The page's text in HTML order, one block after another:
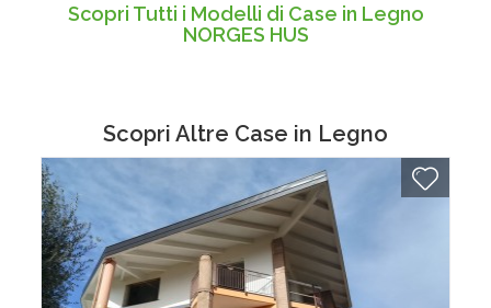
Scopri Tutti i Modelli di Case in Legno
NORGES HUS
Scopri Altre Case in Legno